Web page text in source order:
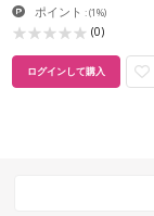
ポイント :(1%)
(0)
ログインして購入